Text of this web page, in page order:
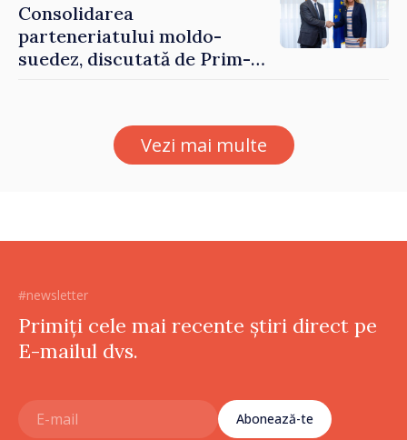
Consolidarea
parteneriatului moldo-
suedez, discutată de Prim-
Petra Lärke
Vezi mai multe
#newsletter
Primiți cele mai recente știri direct pe
E-mailul dvs.
Abonează-te